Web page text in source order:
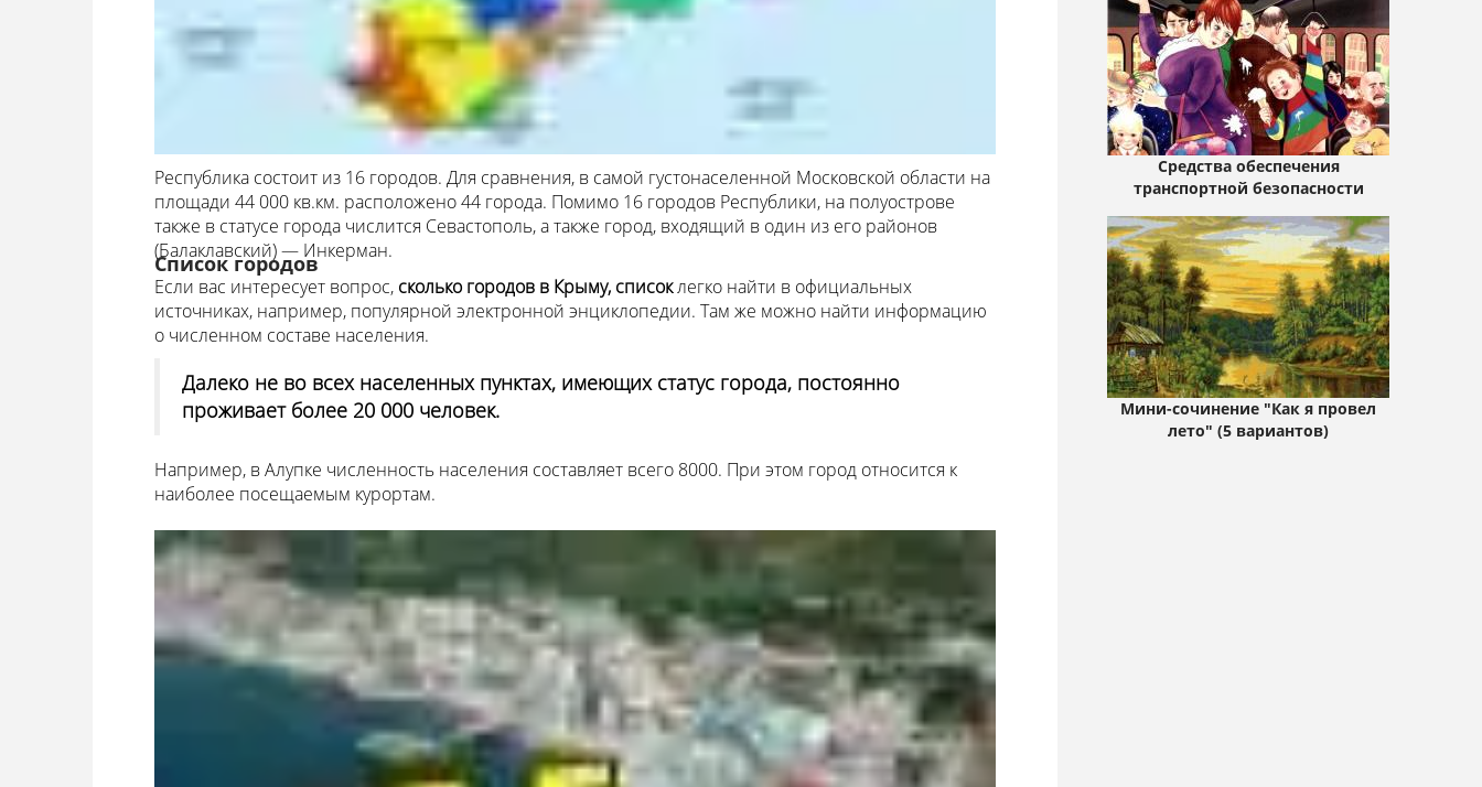
Республика состоит из 16 городов. Для сравнения, в самой густонаселенной Московской области на
площади 44 000 кв.км. расположено 44 города. Помимо 16 городов Республики, на полуострове
также в статусе города числится Севастополь, а также город, входящий в один из его районов
(Балаклавский) — Инкерман.
Список городов
Если вас интересует вопрос, сколько городов в Крыму, списоклегко найти в официальных
источниках, например, популярной электронной энциклопедии. Там же можно найти информацию
о численном составе населения.
Далеко не во всех населенных пунктах, имеющих статус города, постоянно
проживает более 20 000 человек.
Например, в Алупке численность населения составляет всего 8000. При этом город относится к
наиболее посещаемым курортам.
Средства обеспечения
транспортной безопасности
Мини-сочинение "Как я провел
лето" (5 вариантов)